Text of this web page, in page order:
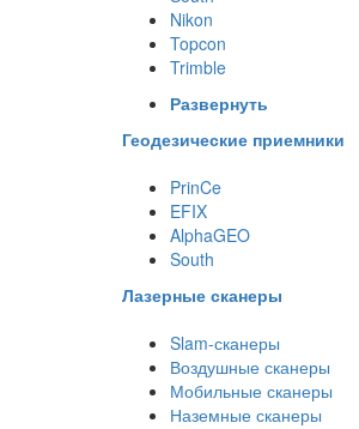
Nikon
Topcon
Trimble
Развернуть
Геодезические приемники
PrinCe
EFIX
AlphaGEO
South
Лазерные сканеры
Slam-сканеры
Воздушные сканеры
Мобильные сканеры
Наземные сканеры